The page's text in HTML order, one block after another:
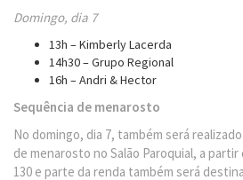
Domingo, dia 7
13h – Kimberly Lacerda
14h30 – Grupo Regional
16h – Andri & Hector
Sequência de menarosto
No domingo, dia 7, também será
de menarosto no Salão Paroquial, a partir
130 e parte da renda também será